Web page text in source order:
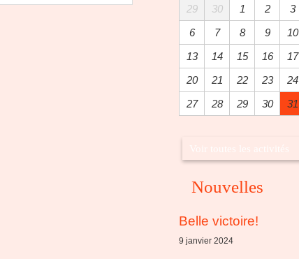
29 30 1 2 3
6
7 8 9 10
13
14 15 16 17
20
21 22 23 24
27
28 29 30 31
Voir toutes les activités
Nouvelles
Belle victoire!
9 janvier 2024